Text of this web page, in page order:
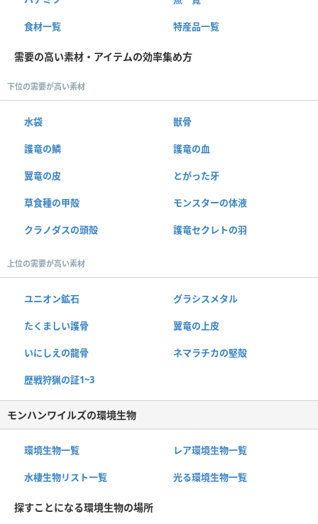
食材一覧 特産品一覧
需要の高い素材・アイテムの効率集め方
下位の需要が高い素材
水袋 獣骨
護竜の鱗 護竜の血
翼竜の皮 とがった牙
草食種の甲殻 モンスターの体液
クラノダスの頭殻 護竜セクレトの羽
上位の需要が高い素材
ユニオン鉱石 グラシスメタル
たくましい護骨 翼竜の上皮
いにしえの龍骨 ネマラチカの堅殻
歴戦狩猟の証1~3
モンハンワイルズの環境生物
環境生物一覧 レア環境生物一覧
水棲生物リスト一覧 光る環境生物一覧
探すことになる環境生物の場所